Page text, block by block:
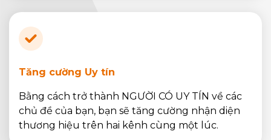
Tăng cường Uy tín
Bằng cách trở thành NGƯỜI CÓ UY TÍN về các
chủ đề của bạn, bạn sẽ tăng cường nhận diện
thương hiệu trên hai kênh cùng một lúc.